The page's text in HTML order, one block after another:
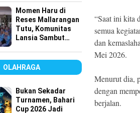
Kurang Mampu
Momen Haru di
Reses Mallarangan
Tutu, Komunitas
Lansia Sambut
OLAHRAGA
Bukan Sekadar
Turnamen, Bahari
Cup 2026 Jadi
“Saat ini kita
semua
dan
Mei 2026.
Menurut dia,
dengan
berjalan.